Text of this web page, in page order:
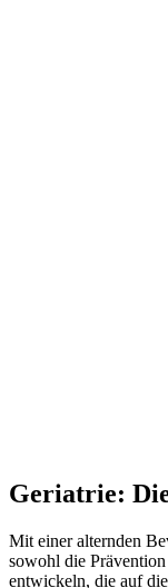
Geriatrie:
Mit einer alternden
sowohl die
entwickeln, die auf